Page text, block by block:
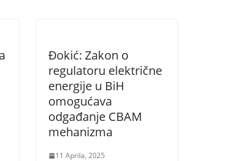
Đokić: Zakon o
regulatoru električne
energije u BiH
omogućava
odgađanje CBAM
mehanizma
11 Aprila, 2025